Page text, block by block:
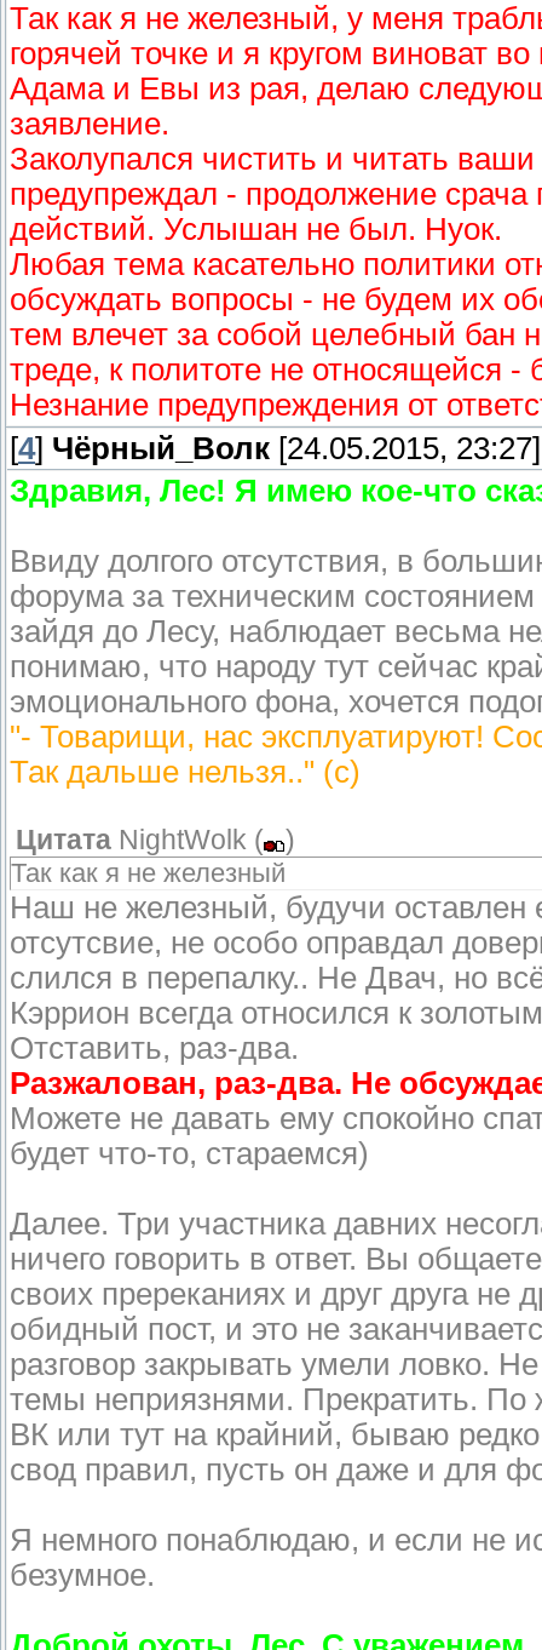
Так как я не железный, у меня
горячей точке и я кругом виноват
Адама и Евы из рая, делаю
заявление.
Заколупался чистить и читать
предупреждал - продолжение срача
действий. Услышан не был. Нуок.
Любая тема касательно политики
обсуждать вопросы - не будем их
тем влечет за собой целебный бан
треде, к политоте не относящейся -
Незнание предупреждения от
[4] Чёрный_Волк [24.05.2015, 23:27]
Здравия, Лес! Я имею кое-что
Ввиду долгого отсутствия, в
форума за техническим
зайдя до Лесу, наблюдает весьма
понимаю, что народу тут сейчас
эмоционального фона, хочется
"- Товарищи, нас эксплуатируют!
Так дальше нельзя.." (с)
Цитата NightWolk (
)
Так как я не железный
Наш не железный, будучи
отсутсвие, не особо оправдал
слился в перепалку.. Не Двач, но
Кэррион всегда относился к
Отставить, раз-два.
Разжалован, раз-два. Не
Можете не давать ему спокойно
будет что-то, стараемся)
Далее. Три участника давних
ничего говорить в ответ. Вы
своих пререканиях и друг друга
обидный пост, и это не
разговор закрывать умели ловко.
темы неприязнями. Прекратить.
ВК или тут на крайний, бываю
свод правил, пусть он даже и для
Я немного понаблюдаю, и если не
безумное.